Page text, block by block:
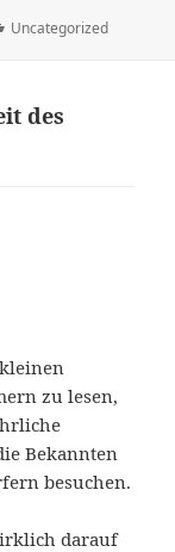
Kategorien
Uncategorized
des
zu lesen,
Bekannten
besuchen.
darauf